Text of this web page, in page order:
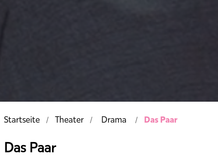
Startseite Theater Drama Das Paar
Das Paar